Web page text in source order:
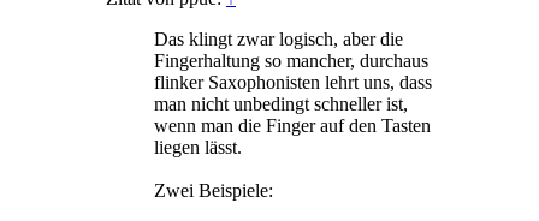
Das klingt zwar logisch, aber die
Fingerhaltung so mancher, durchaus
flinker Saxophonisten lehrt uns, dass
man nicht unbedingt schneller ist,
wenn man die Finger auf den Tasten
liegen lässt.
Zwei Beispiele: